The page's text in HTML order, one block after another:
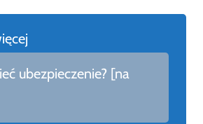
ubezpieczenie? [na